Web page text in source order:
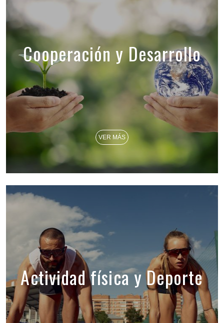
Cooperación y Desarrollo
VER MÁS
Actividad física y Deporte